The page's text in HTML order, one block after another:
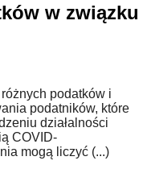
w związku
podatków i
podatników, które
działalności
COVID-
mogą liczyć (...)